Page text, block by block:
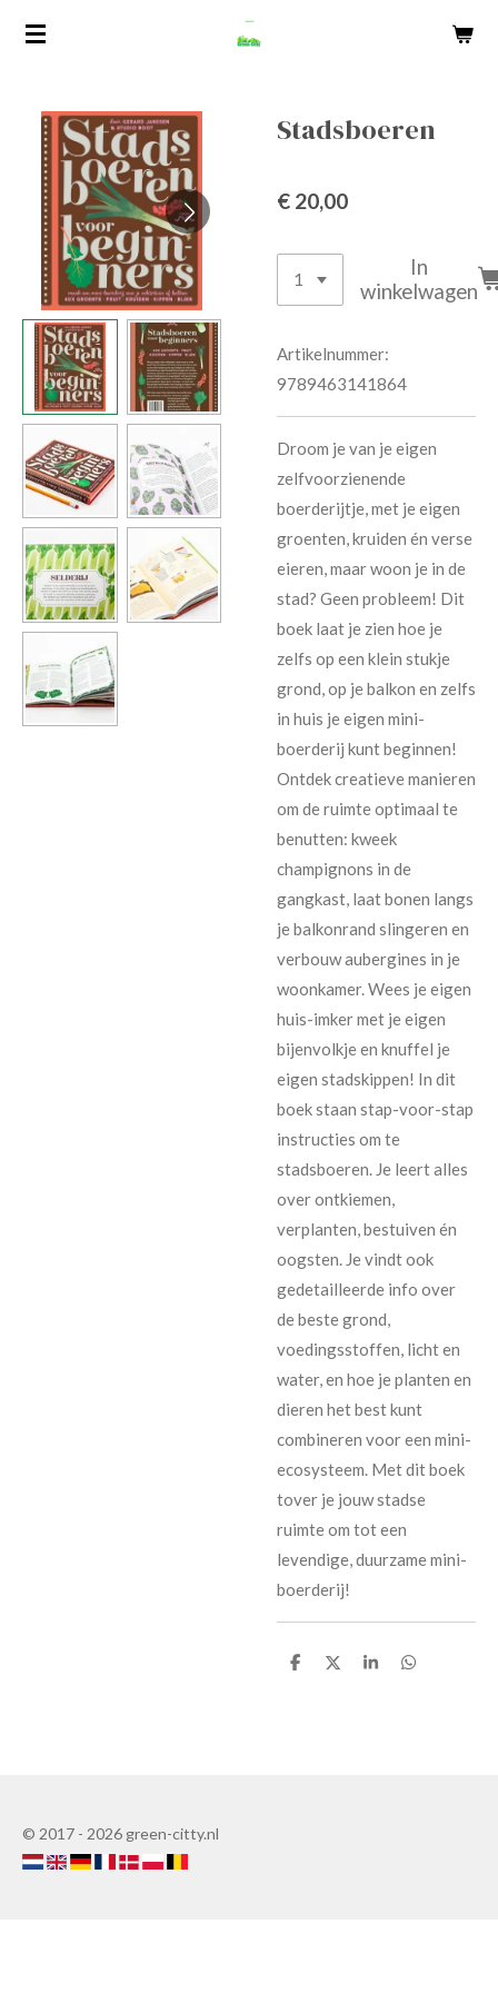
Ga
hoofdinhoud
Stadsboeren
€ 20,00
In
winkelwagen
Artikelnummer:
9789463141864
Droom je van je eigen
zelfvoorzienende
boerderijtje, met je eigen
groenten, kruiden én verse
eieren, maar woon je in de
stad? Geen probleem! Dit
boek laat je zien hoe je
zelfs op een klein stukje
grond, op je balkon en zelfs
in huis je eigen mini-
boerderij kunt beginnen!
Ontdek creatieve manieren
om de ruimte optimaal te
benutten: kweek
champignons in de
gangkast, laat bonen langs
je balkonrand slingeren en
verbouw aubergines in je
woonkamer. Wees je eigen
huis-imker met je eigen
bijenvolkje en knuffel je
eigen stadskippen! In dit
boek staan stap-voor-stap
instructies om te
stadsboeren. Je leert alles
over ontkiemen,
verplanten, bestuiven én
oogsten. Je vindt ook
gedetailleerde info over
de beste grond,
voedingsstoffen, licht en
water, en hoe je planten en
dieren het best kunt
combineren voor een mini-
ecosysteem. Met dit boek
tover je jouw stadse
ruimte om tot een
levendige, duurzame mini-
boerderij!
D
D
S
D
© 2017 - 2026 green-citty.nl